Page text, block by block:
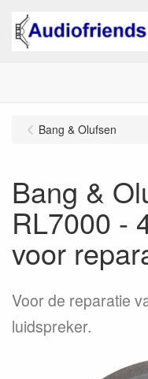
Bang & Olufsen
Bang &
RL7000 -
voor
Voor de reparatie
luidspreker.